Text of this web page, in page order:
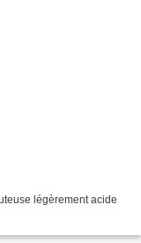
légèrement acide